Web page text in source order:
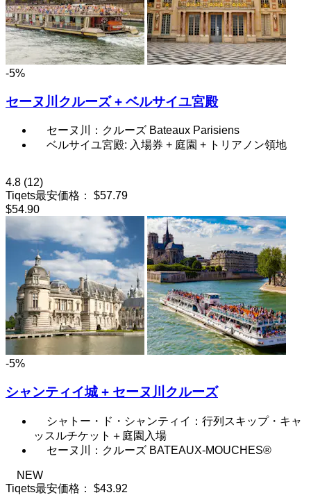
-5%
セーヌ川クルーズ + ベルサイユ宮殿
セーヌ川：クルーズ Bateaux Parisiens
ベルサイユ宮殿: 入場券 + 庭園 + トリアノン領地
4.8 (12)
Tiqets最安価格：
$57.79
$54.90
-5%
シャンティイ城 + セーヌ川クルーズ
シャトー・ド・シャンティイ：行列スキップ・キャ
ッスルチケット＋庭園入場
セーヌ川：クルーズ BATEAUX-MOUCHES®
NEW
Tiqets最安価格：
$43.92